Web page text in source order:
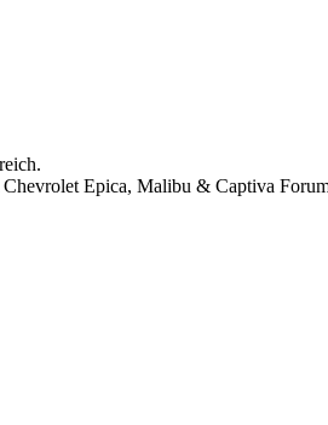
Epica, Malibu & Captiva